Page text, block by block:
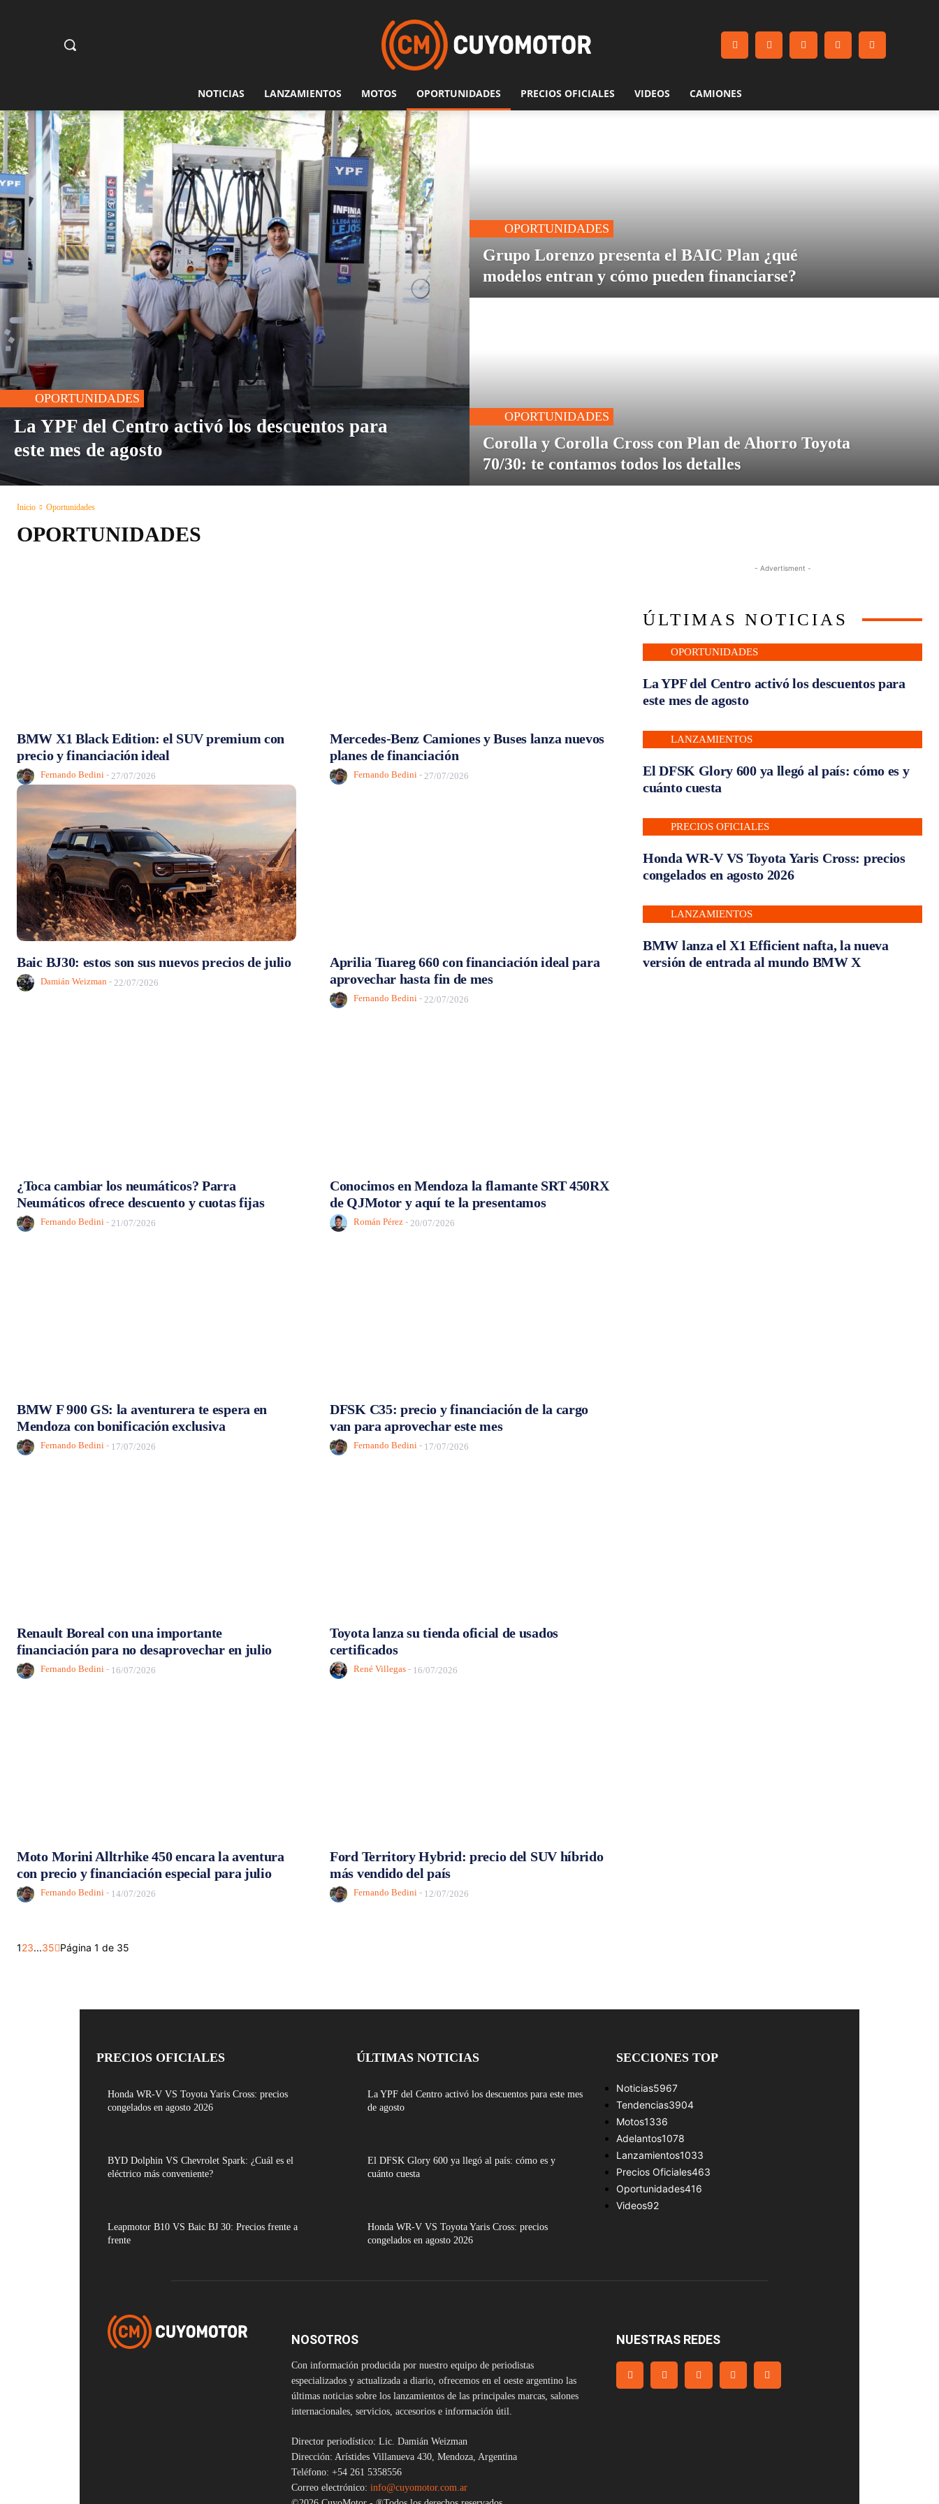
NOTICIAS LANZAMIENTOS MOTOS OPORTUNIDADES PRECIOS OFICIALES VIDEOS CAMIONES
OPORTUNIDADES
La YPF del Centro activó los descuentos para
este mes de agosto
OPORTUNIDADES
Grupo Lorenzo presenta el BAIC Plan ¿qué
modelos entran y cómo pueden financiarse?
OPORTUNIDADES
Corolla y Corolla Cross con Plan de Ahorro Toyota
70/30: te contamos todos los detalles
Inicio Oportunidades
OPORTUNIDADES
BMW X1 Black Edition: el SUV premium con
precio y financiación ideal
Fernando Bedini - 27/07/2026
Mercedes-Benz Camiones y Buses lanza nuevos
planes de financiación
Fernando Bedini - 27/07/2026
Baic BJ30: estos son sus nuevos precios de julio
Damián Weizman - 22/07/2026
Aprilia Tuareg 660 con financiación ideal para
aprovechar hasta fin de mes
Fernando Bedini - 22/07/2026
¿Toca cambiar los neumáticos? Parra
Neumáticos ofrece descuento y cuotas fijas
Fernando Bedini - 21/07/2026
Conocimos en Mendoza la flamante SRT 450RX
de QJMotor y aquí te la presentamos
Román Pérez - 20/07/2026
BMW F 900 GS: la aventurera te espera en
Mendoza con bonificación exclusiva
Fernando Bedini - 17/07/2026
DFSK C35: precio y financiación de la cargo
van para aprovechar este mes
Fernando Bedini - 17/07/2026
Renault Boreal con una importante
financiación para no desaprovechar en julio
Fernando Bedini - 16/07/2026
Toyota lanza su tienda oficial de usados
certificados
René Villegas - 16/07/2026
Moto Morini Alltrhike 450 encara la aventura
con precio y financiación especial para julio
Fernando Bedini - 14/07/2026
Ford Territory Hybrid: precio del SUV híbrido
más vendido del país
Fernando Bedini - 12/07/2026
123...35 Página 1 de 35
- Advertisment -
ÚLTIMAS NOTICIAS
OPORTUNIDADES
La YPF del Centro activó los descuentos para
este mes de agosto
LANZAMIENTOS
El DFSK Glory 600 ya llegó al país: cómo es y
cuánto cuesta
PRECIOS OFICIALES
Honda WR-V VS Toyota Yaris Cross: precios
congelados en agosto 2026
LANZAMIENTOS
BMW lanza el X1 Efficient nafta, la nueva
versión de entrada al mundo BMW X
PRECIOS OFICIALES
Honda WR-V VS Toyota Yaris Cross: precios
congelados en agosto 2026
BYD Dolphin VS Chevrolet Spark: ¿Cuál es el
eléctrico más conveniente?
Leapmotor B10 VS Baic BJ 30: Precios frente a
frente
ÚLTIMAS NOTICIAS
La YPF del Centro activó los descuentos para este mes
de agosto
El DFSK Glory 600 ya llegó al país: cómo es y
cuánto cuesta
Honda WR-V VS Toyota Yaris Cross: precios
congelados en agosto 2026
SECCIONES TOP
Noticias5967
Tendencias3904
Motos1336
Adelantos1078
Lanzamientos1033
Precios Oficiales463
Oportunidades416
Videos92
NOSOTROS
Con información producida por nuestro equipo de periodistas
especializados y actualizada a diario, ofrecemos en el oeste argentino las
últimas noticias sobre los lanzamientos de las principales marcas, salones
internacionales, servicios, accesorios e información útil.
Director periodístico: Lic. Damián Weizman
Dirección: Arístides Villanueva 430, Mendoza, Argentina
Teléfono: +54 261 5358556
Correo electrónico: info@cuyomotor.com.ar
NUESTRAS REDES